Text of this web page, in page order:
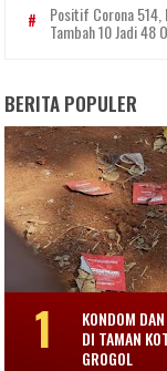
Positif Corona 514,
Tambah 10 Jadi 48
BERITA POPULER
KONDOM
DI TAMAN
GROGOL